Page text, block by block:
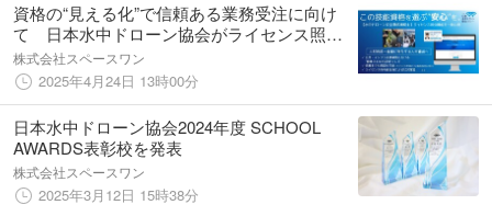
資格の“見える化”で信頼ある業務受注に向け
て 日本水中ドローン協会がライセンス照会
機能を一般公開
株式会社スペースワン
2025年4月24日 13時00分
日本水中ドローン協会2024年度 SCHOOL
AWARDS表彰校を発表
株式会社スペースワン
2025年3月12日 15時38分